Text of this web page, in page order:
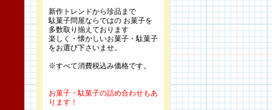
新作トレンドから珍品まで
駄菓子問屋ならではの お菓子を
多数取り揃えております
楽しく・懐かしいお菓子・駄菓子
をお選び下さいませ。
※すべて消費税込み価格です。
お菓子・駄菓子の詰め合わせもあ
ります！